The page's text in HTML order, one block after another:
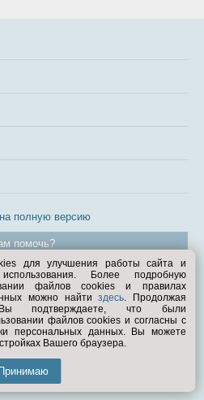
полную версию
помочь?
1998—2026
для улучшения работы сайта и
Более подробную
файлов cookies и правилах
можно найтиздесь. Продолжая
Вы подтверждаете, что были
файлов cookies и согласны с
персональных данных. Вы можете
Вашего браузера.
Принимаю